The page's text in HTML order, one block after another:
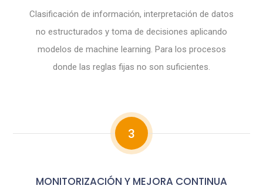
Clasificación de información, interpretación de datos
no estructurados y toma de decisiones aplicando
modelos de machine learning. Para los procesos
donde las reglas fijas no son suficientes.
3
MONITORIZACIÓN Y MEJORA CONTINUA